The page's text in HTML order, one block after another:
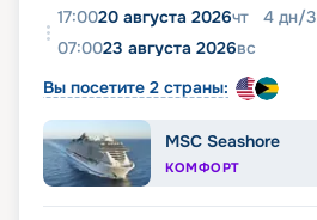
17:0020 августа 2026чт 4 дн/3
07:0023 августа 2026вс
Вы посетите 2 страны:
MSC Seashore
КОМФОРТ